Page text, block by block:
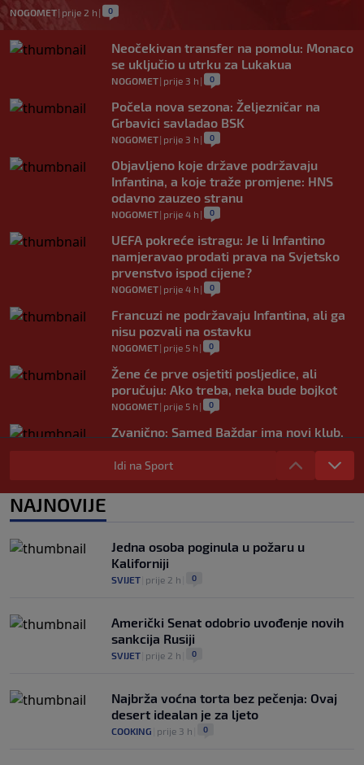
NOGOMET| prije 2 h | 0
Neočekivan transfer na pomolu: Monaco
se uključio u utrku za Lukakua
NOGOMET| prije 3 h | 0
Počela nova sezona: Željezničar na
Grbavici savladao BSK
NOGOMET| prije 3 h | 0
Objavljeno koje države podržavaju
Infantina, a koje traže promjene: HNS
odavno zauzeo stranu
NOGOMET| prije 4 h | 0
UEFA pokreće istragu: Je li Infantino
namjeravao prodati prava na Svjetsko
prvenstvo ispod cijene?
NOGOMET| prije 4 h | 0
Francuzi ne podržavaju Infantina, ali ga
nisu pozvali na ostavku
NOGOMET| prije 5 h | 0
Žene će prve osjetiti posljedice, ali
poručuju: Ako treba, neka bude bojkot
NOGOMET| prije 5 h | 0
Zvanično: Samed Baždar ima novi klub,
zadužio broj sa velikom "težinom"
NOGOMET|prije 7 h
Prije nekoliko godina zaludjela je
Idi na Sport
NAJNOVIJE
Jedna osoba poginula u požaru u
Kaliforniji
SVIJET prije 2 h 0
Američki Senat odobrio uvođenje novih
sankcija Rusiji
SVIJET prije 2 h 0
Najbrža voćna torta bez pečenja: Ovaj
desert idealan je za ljeto
COOKING prije 3 h 0